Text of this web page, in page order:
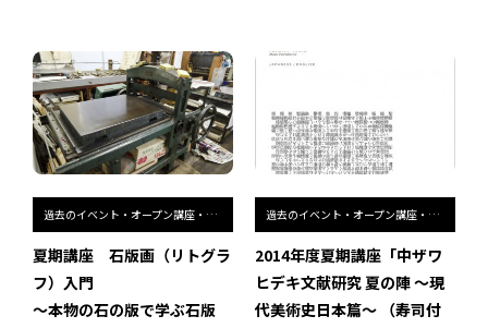
過去のイベント・オープン講座・展覧会
夏期講座 石版画（リトグラ
フ）入門
〜本物の石の版で学ぶ石版
過去のイベント・オープン講座・展覧会
2014年度夏期講座「中ザワ
ヒデキ文献研究 夏の陣 ～現
代美術史日本篇～ （寿司付